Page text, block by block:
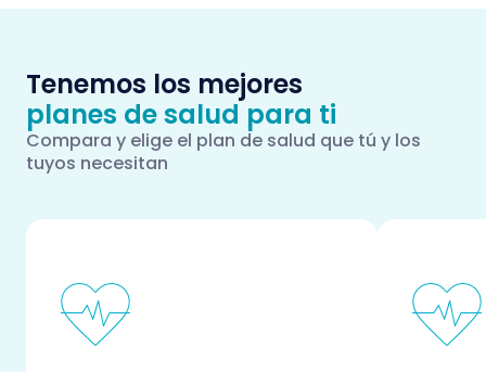
Tenemos los mejores
planes de salud para ti
Compara y elige el plan de salud que tú y los
tuyos necesitan